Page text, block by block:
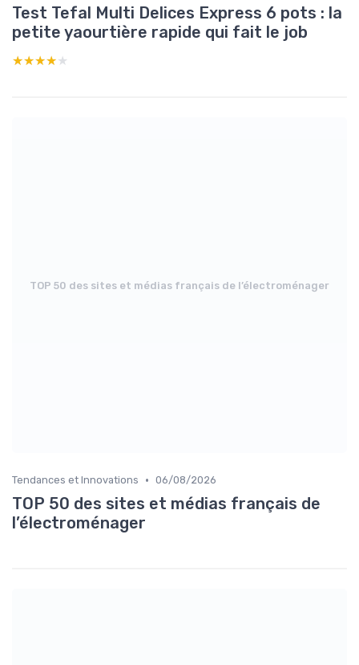
Test Tefal Multi Delices Express 6 pots : la
petite yaourtière rapide qui fait le job
★★★★★
★★★★★
TOP 50 des sites et médias français de l’électroménager
Tendances et Innovations • 06/08/2026
TOP 50 des sites et médias français de
l’électroménager